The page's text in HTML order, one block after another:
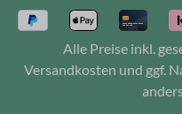
Alle Preise inkl.
Versandkosten und ggf.